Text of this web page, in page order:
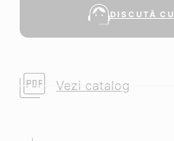
DISCUTĂ
Vezi catalog